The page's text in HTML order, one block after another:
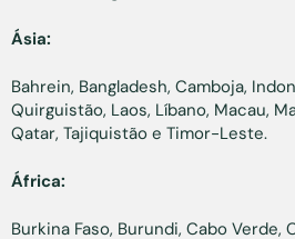
Ásia:
Bahrein, Bangladesh, Camboja,
Quirguistão, Laos, Líbano, Macau,
Qatar, Tajiquistão e Timor-Leste.
África:
Burkina Faso, Burundi, Cabo Verde,